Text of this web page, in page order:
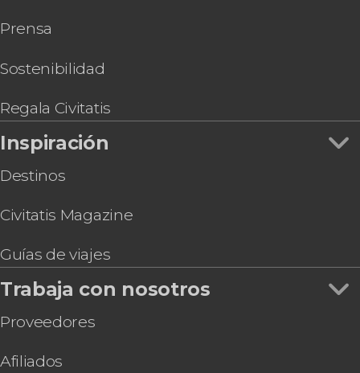
Cocido maragato en León
Visita guiada por el Museo de Colecciones de la
Prensa
Sostenibilidad
Regala Civitatis
Inspiración
Destinos
Civitatis Magazine
Guías de viajes
Trabaja con nosotros
Proveedores
Afiliados